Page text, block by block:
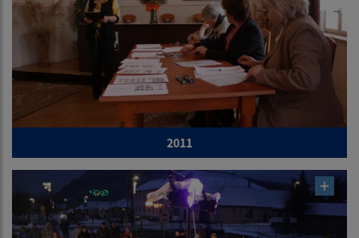
2011